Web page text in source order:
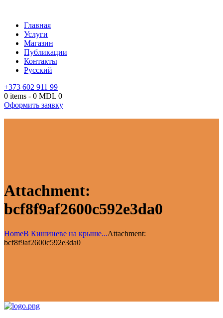
Главная
Услуги
Магазин
Публикации
Контакты
Русский
+373 602 911 99
0 items - 0 MDL 0
Оформить заявку
Attachment:
bcf8f9af2600c592e3da0
HomeВ Кишиневе на крыше...Attachment:
bcf8f9af2600c592e3da0